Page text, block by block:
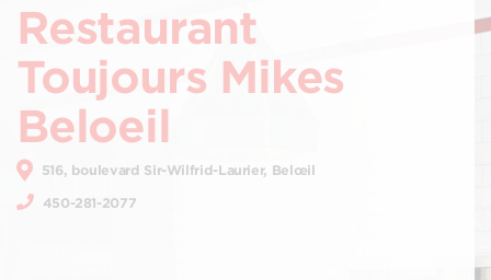
Restaurant
Toujours Mikes
Beloeil
516, boulevard Sir-Wilfrid-Laurier, Belœil
450-281-2077